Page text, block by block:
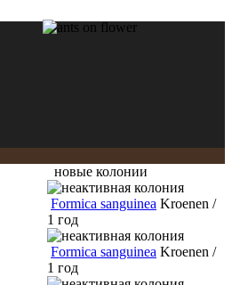
новые колонии
Formica sanguinea Kroenen /
1 год
Formica sanguinea Kroenen /
1 год